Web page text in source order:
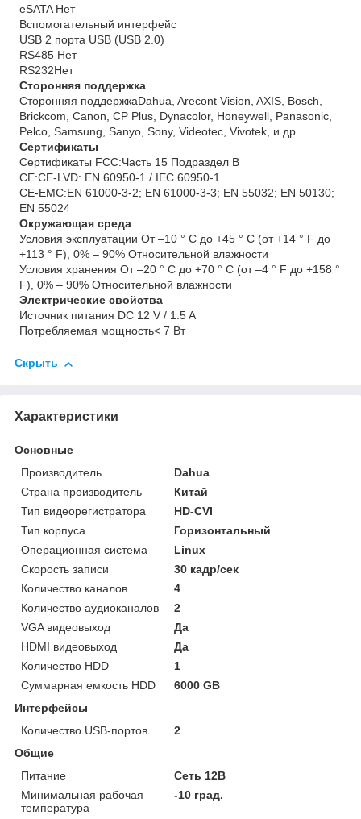
eSATA Нет
Вспомогательный интерфейс
USB 2 порта USB (USB 2.0)
RS485 Нет
RS232Нет
Сторонняя поддержка
Сторонняя поддержкаDahua, Arecont Vision, AXIS, Bosch,
Brickcom, Canon, CP Plus, Dynacolor, Honeywell, Panasonic,
Pelco, Samsung, Sanyo, Sony, Videotec, Vivotek, и др.
Сертификаты
Сертификаты FCC:Часть 15 Подраздел B
CE:CE-LVD: EN 60950-1 / IEC 60950-1
CE-EMC:EN 61000-3-2; EN 61000-3-3; EN 55032; EN 50130;
EN 55024
Окружающая среда
Условия эксплуатации От –10 ° C до +45 ° C (от +14 ° F до
+113 ° F), 0% – 90% Относительной влажности
Условия хранения От –20 ° C до +70 ° C (от –4 ° F до +158 °
F), 0% – 90% Относительной влажности
Электрические свойства
Источник питания DC 12 V / 1.5 A
Потребляемая мощность< 7 Вт
Скрыть
Характеристики
Основные
Производитель
Dahua
Страна производитель
Китай
Тип видеорегистратора
HD-CVI
Тип корпуса
Горизонтальный
Операционная система
Linux
Скорость записи
30 кадр/сек
Количество каналов
4
Количество аудиоканалов
2
VGA видеовыход
Да
HDMI видеовыход
Да
Количество HDD
1
Суммарная емкость HDD
6000 GB
Интерфейсы
Количество USB-портов
2
Общие
Питание
Сеть 12В
Минимальная рабочая
температура
-10 град.